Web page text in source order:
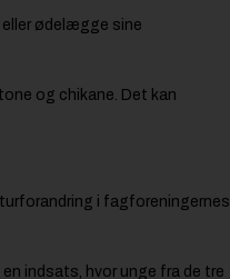
eller ødelægge sine
og chikane. Det kan
i fagforeningernes
indsats, hvor unge fra de tre